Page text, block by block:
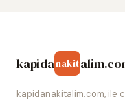
kapidanakit
kapidanakitalim.com, ile